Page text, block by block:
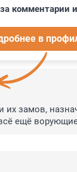
комментарии
в
их замов,
ещё